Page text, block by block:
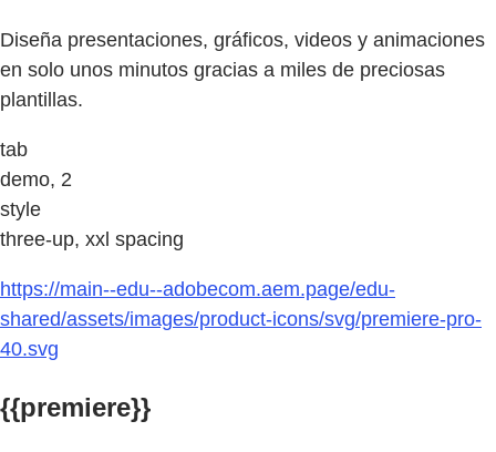
Diseña presentaciones, gráficos, videos y animaciones
en solo unos minutos gracias a miles de preciosas
plantillas.
tab
demo, 2
style
three-up, xxl spacing
https://main--edu--adobecom.aem.page/edu-
shared/assets/images/product-icons/svg/premiere-pro-
40.svg
{{premiere}}